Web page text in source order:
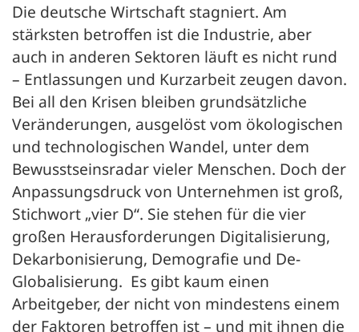
Die deutsche Wirtschaft stagniert. Am
stärksten betroffen ist die Industrie, aber
auch in anderen Sektoren läuft es nicht rund
– Entlassungen und Kurzarbeit zeugen davon.
Bei all den Krisen bleiben grundsätzliche
Veränderungen, ausgelöst vom ökologischen
und technologischen Wandel, unter dem
Bewusstseinsradar vieler Menschen. Doch der
Anpassungsdruck von Unternehmen ist groß,
Stichwort „vier D“. Sie stehen für die vier
großen Herausforderungen Digitalisierung,
Dekarbonisierung, Demografie und De-
Globalisierung. Es gibt kaum einen
Arbeitgeber, der nicht von mindestens einem
der Faktoren betroffen ist – und mit ihnen die